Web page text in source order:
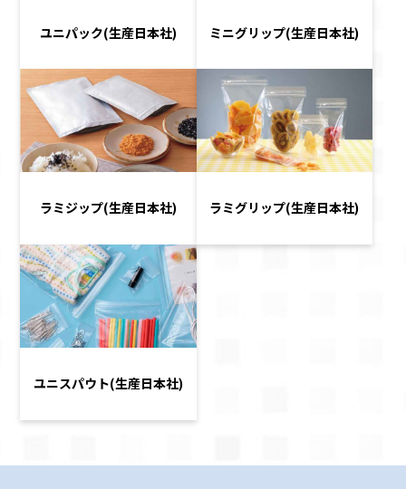
ユニパック(生産日本社) ミニグリップ(生産日本社)
ラミジップ(生産日本社) ラミグリップ(生産日本社)
ユニスパウト(生産日本社)